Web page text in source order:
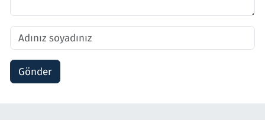
Gönder